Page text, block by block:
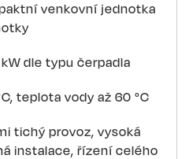
venkovní jednotka
kW dle typu čerpadla
teplota vody až 60 °C
tichý provoz, vysoká
instalace, řízení celého